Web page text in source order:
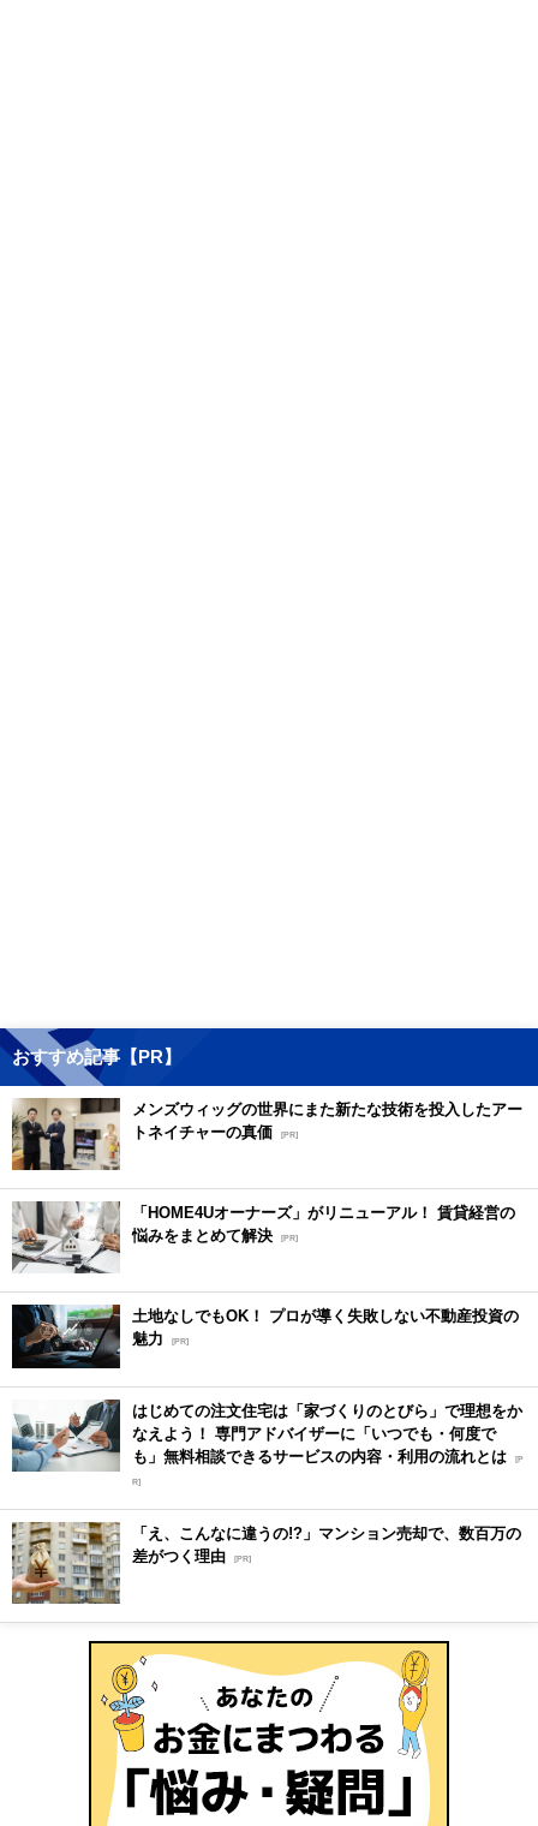
おすすめ記事【PR】
メンズウィッグの世界にまた新たな技術を投入したアー
トネイチャーの真価
[PR]
「HOME4Uオーナーズ」がリニューアル！ 賃貸経営の
悩みをまとめて解決 [PR]
土地なしでもOK！ プロが導く失敗しない不動産投資の
魅力
[PR]
はじめての注文住宅は「家づくりのとびら」で理想をか
なえよう！ 専門アドバイザーに「いつでも・何度で
も」無料相談できるサービスの内容・利用の流れとは [P
R]
「え、こんなに違うの!?」マンション売却で、数百万の
差がつく理由 [PR]